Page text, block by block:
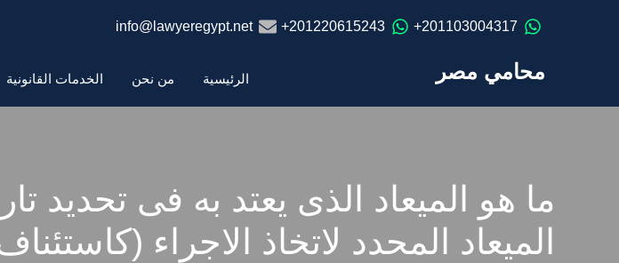
201103004317+
201220615243+
info@lawyeregypt.net
محامي مصر الرئيسية من نحن الخدمات القانونية
ما هو الميعاد الذى يعتد به فى تحديد
الميعاد المحدد لاتخاذ الاجراء